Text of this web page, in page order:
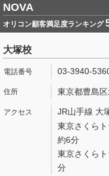
NOVA
オリコン顧客満足度ランキング
大塚校
03-3940-
東京都豊島
JR山手線 大
東京さくら
約6分
東京さくら
分